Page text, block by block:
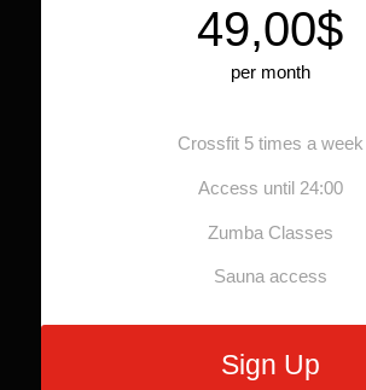
49,00$
per month
Crossfit 5 times a week
Access until 24:00
Zumba Classes
Sauna access
Sign Up